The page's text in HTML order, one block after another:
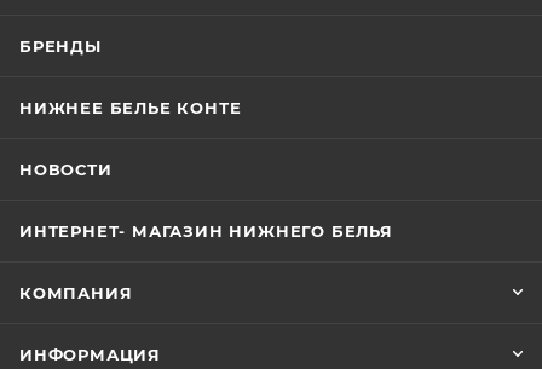
БРЕНДЫ
НИЖНЕЕ БЕЛЬЕ КОНТЕ
НОВОСТИ
ИНТЕРНЕТ- МАГАЗИН НИЖНЕГО БЕЛЬЯ
КОМПАНИЯ
ИНФОРМАЦИЯ